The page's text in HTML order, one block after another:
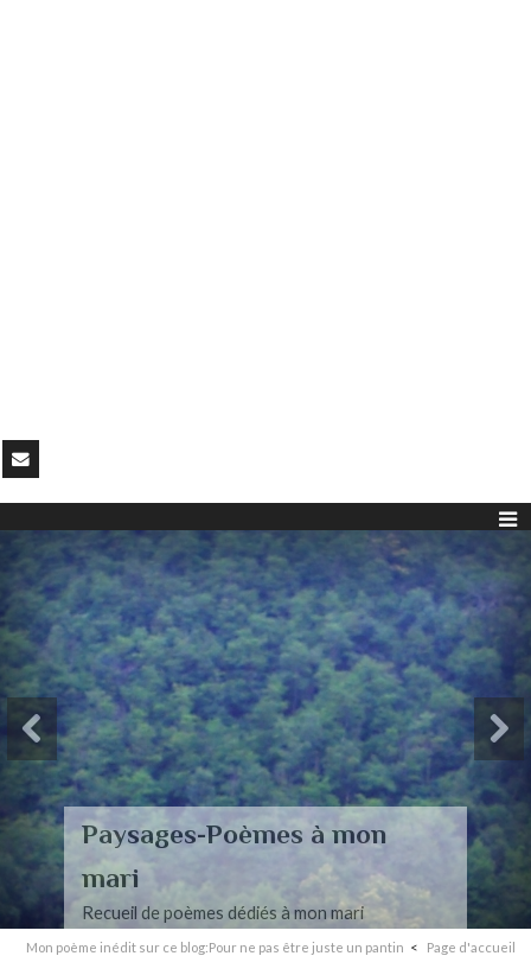
Paysages-Poèmes à mon
mari
Recueil de poèmes dédiés à mon mari
Mon poème inédit sur ce blog:Pour ne pas être juste un pantin Page d'accueil